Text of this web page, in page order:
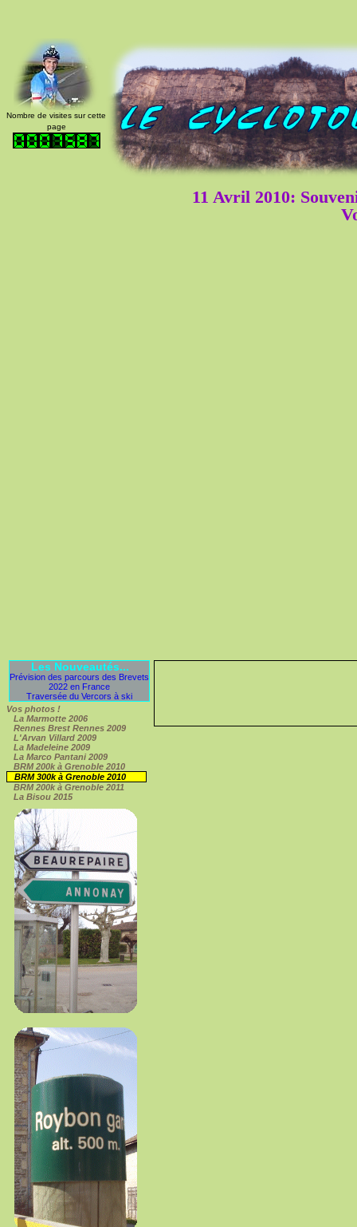
Nombre de visites sur cette
page
11 Avril 2010:
Les Nouveautés...
Prévision des parcours des Brevets
2022 en France
Traversée du Vercors à ski
Vos photos !
La Marmotte 2006
Rennes Brest Rennes 2009
L'Arvan Villard 2009
La Madeleine 2009
La Marco Pantani 2009
BRM 200k à Grenoble 2010
BRM 300k à Grenoble 2010
BRM 200k à Grenoble 2011
La Bisou 2015